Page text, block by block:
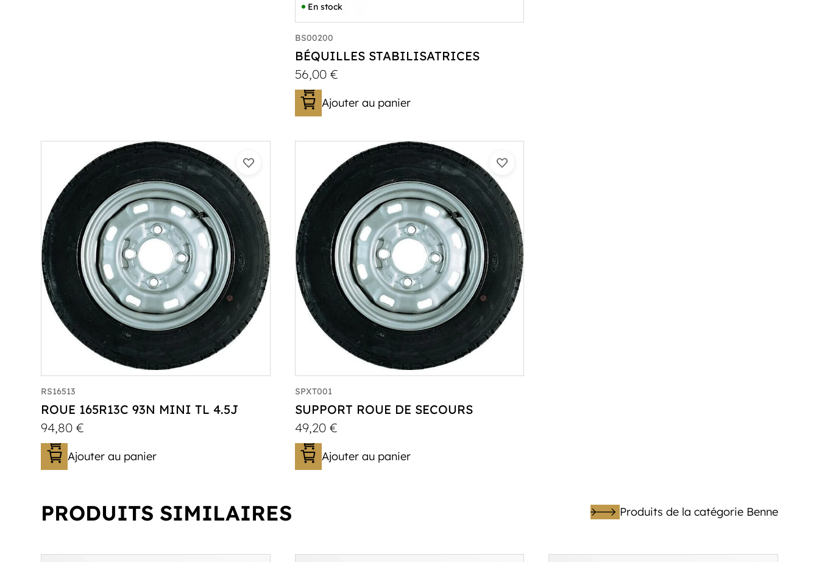
En stock
BS00200
BÉQUILLES STABILISATRICES
56,00 €
Ajouter au panier
RS16513
ROUE 165R13C 93N MINI TL 4.5J
94,80€
Ajouter au panier
SPXT001
SUPPORT ROUE DE SECOURS
49,20 €
Ajouter au panier
PRODUITS SIMILAIRES Produits de la catégorie Benne